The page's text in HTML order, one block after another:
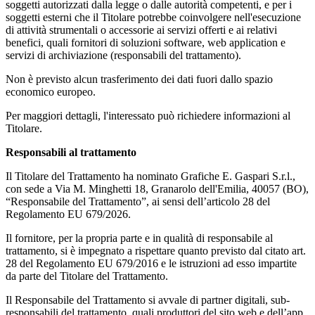
soggetti autorizzati dalla legge o dalle autorità competenti, e per i
soggetti esterni che il Titolare potrebbe coinvolgere nell'esecuzione
di attività strumentali o accessorie ai servizi offerti e ai relativi
benefici, quali fornitori di soluzioni software, web application e
servizi di archiviazione (responsabili del trattamento).
Non è previsto alcun trasferimento dei dati fuori dallo spazio
economico europeo.
Per maggiori dettagli, l'interessato può richiedere informazioni al
Titolare.
Responsabili al trattamento
Il Titolare del Trattamento ha nominato Grafiche E. Gaspari S.r.l.,
con sede a Via M. Minghetti 18, Granarolo dell'Emilia, 40057 (BO),
“Responsabile del Trattamento”, ai sensi dell’articolo 28 del
Regolamento EU 679/2026.
Il fornitore, per la propria parte e in qualità di responsabile al
trattamento, si è impegnato a rispettare quanto previsto dal citato art.
28 del Regolamento EU 679/2016 e le istruzioni ad esso impartite
da parte del Titolare del Trattamento.
Il Responsabile del Trattamento si avvale di partner digitali, sub-
responsabili del trattamento, quali produttori del sito web e dell’app.